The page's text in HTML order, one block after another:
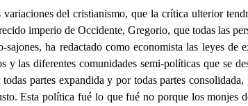
del cristianismo, que la crítica ulterior
imperio de Occidente, Gregorio, que todas las
ha redactado como economista las leyes de
y las diferentes comunidades semi-políticas que se
partes expandida y por todas partes
Esta política fué lo que fué no porque los monjes